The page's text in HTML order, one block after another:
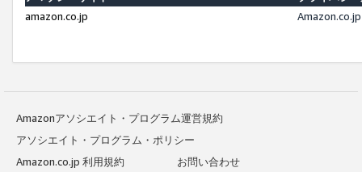
amazon.co.jp
Amazonアソシエイト・プログラム運営規約
アソシエイト・プログラム・ポリシー
Amazon.co.jp 利用規約
お問い合わせ